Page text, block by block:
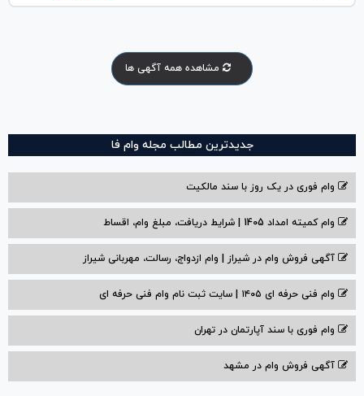
مشاهده همه آگهی ها
جدیدترین مطالب مجله وام فا
وام فوری در یک روز با سند مالکیت
وام کمیته امداد 1405 | شرایط دریافت، مبلغ وام، اقساط
آگهی فروش وام در شیراز | وام ازدواج، رسالت، مهربانی شیراز
وام فنی حرفه ای ۱۴۰۵ | سایت ثبت نام وام فنی حرفه ای
وام فوری با سند آپارتمان در تهران
آگهی فروش وام در مشهد